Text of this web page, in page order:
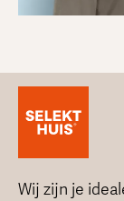
Wij zijn je